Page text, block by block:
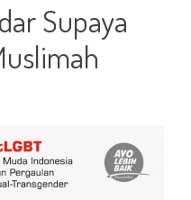
Supaya